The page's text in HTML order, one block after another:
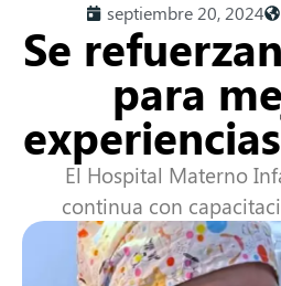
septiembre 20, 2024
Se
para
El Hospital Materno
continua con